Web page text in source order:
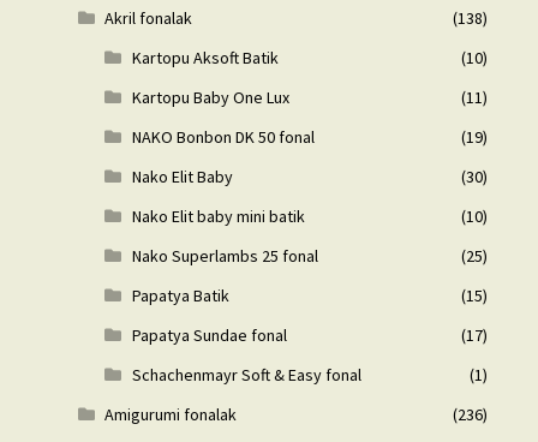
Akril fonalak
(138)
Kartopu Aksoft Batik
(10)
Kartopu Baby One Lux
(11)
NAKO Bonbon DK 50 fonal
(19)
Nako Elit Baby
(30)
Nako Elit baby mini batik
(10)
Nako Superlambs 25 fonal
(25)
Papatya Batik
(15)
Papatya Sundae fonal
(17)
Schachenmayr Soft & Easy fonal
(1)
Amigurumi fonalak
(236)